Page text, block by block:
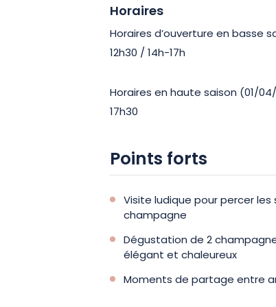
Horaires
Horaires d’ouverture en basse
12h30 / 14h-17h
Horaires en haute saison (01/
17h30
Points forts
Visite ludique pour percer
champagne
Dégustation de 2
élégant et chaleureux
Moments de partage entre